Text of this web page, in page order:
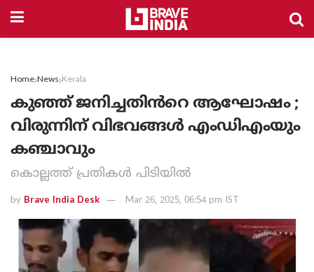
Home News Kerala
കുഞ്ഞ് ജനിച്ചതിൻറെ ആഘോഷം ;
വിരുന്നിന് വിഭവങ്ങൾ എംഡിഎംയും
കഞ്ചാവും
കൊല്ലത്ത് പ്രതികൾ പിടിയിൽ
by Brave India Desk Mar 26, 2025, 06:54 pm IST